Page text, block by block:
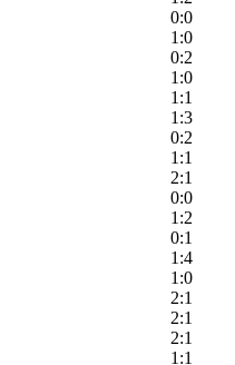
0:0
1:0
0:2
1:0
1:1
1:3
0:2
1:1
2:1
0:0
1:2
0:1
1:4
1:0
2:1
2:1
2:1
1:1